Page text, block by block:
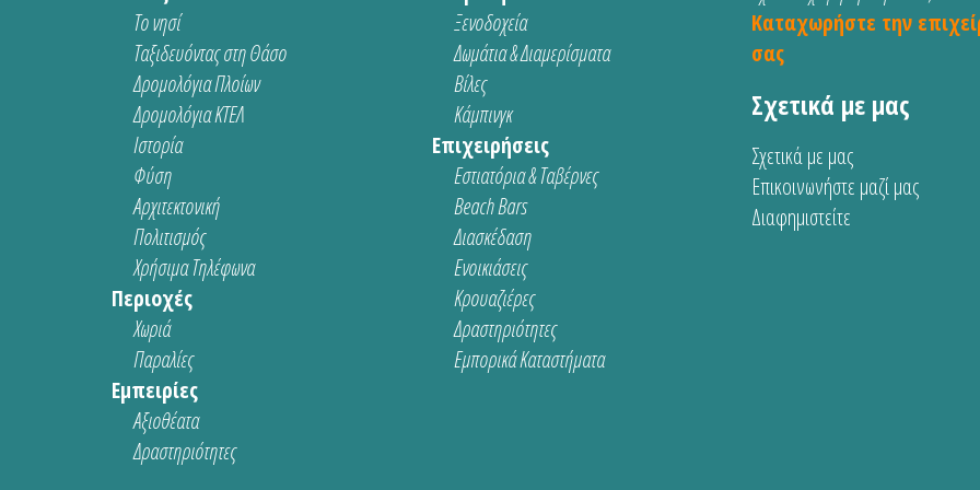
Το νησί
Ταξιδευόντας στη Θάσο
Δρομολόγια Πλοίων
Δρομολόγια ΚΤΕΛ
Ιστορία
Φύση
Αρχιτεκτονική
Πολιτισμός
Χρήσιμα Τηλέφωνα
Περιοχές
Χωριά
Παραλίες
Εμπειρίες
Αξιοθέατα
Δραστηριότητες
Ξενοδοχεία
Δωμάτια & Διαμερίσματα
Βίλες
Κάμπινγκ
Επιχειρήσεις
Εστιατόρια & Ταβέρνες
Beach Bars
Διασκέδαση
Ενοικιάσεις
Κρουαζιέρες
Δραστηριότητες
Εμπορικά Καταστήματα
Καταχωρήστε την
σας
Σχετικά με μας
Σχετικά με μας
Επικοινωνήστε μαζί μας
Διαφημιστείτε